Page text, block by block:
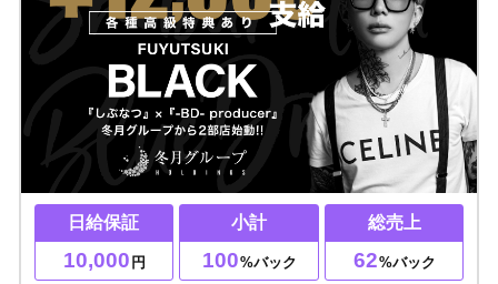
日給保証
10,000 円
小計
100%バック
総売上
62%バック